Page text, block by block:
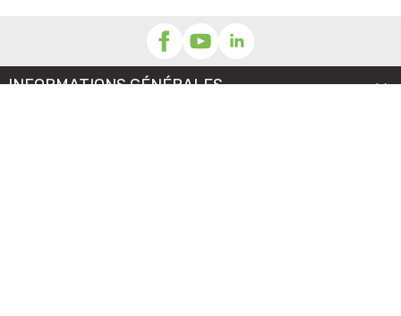
INFORMATIONS GÉNÉRALES 